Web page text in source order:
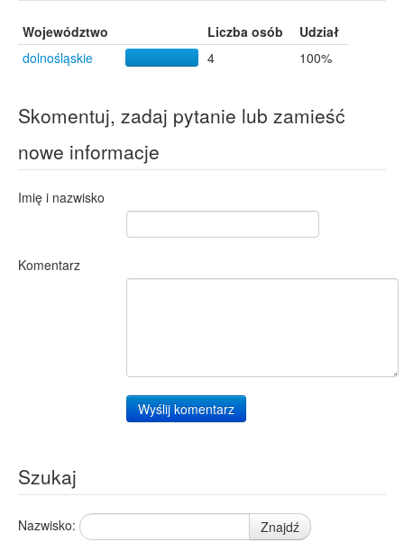
Województwo Liczba osób
Udział
dolnośląskie
4 100%
Skomentuj, zadaj pytanie lub zamieść
nowe informacje
Imię i nazwisko
Komentarz
Wyślij komentarz
Szukaj
Nazwisko: Znajdź